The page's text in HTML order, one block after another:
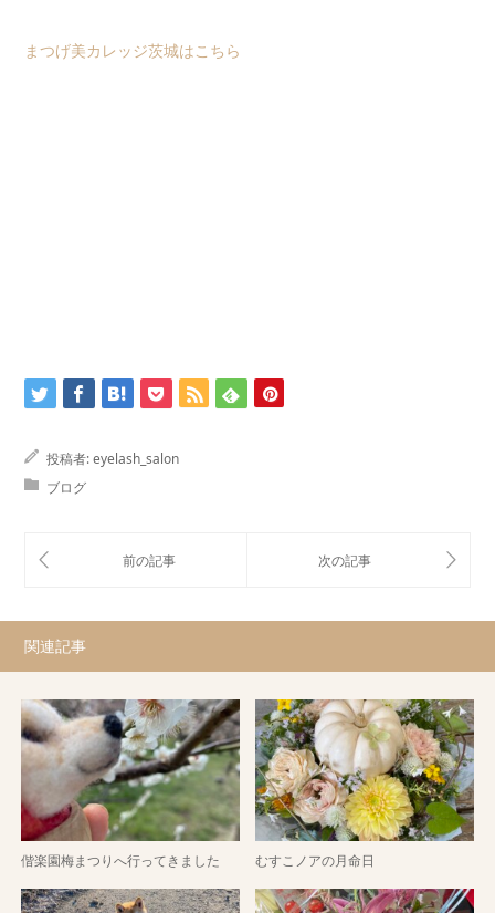
まつげ美カレッジ茨城はこちら
投稿者:eyelash_salon
ブログ
関連記事
偕楽園梅まつりへ行ってきました むすこノアの月命日